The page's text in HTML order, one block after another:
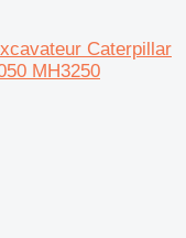
Caterpillar
MH3250